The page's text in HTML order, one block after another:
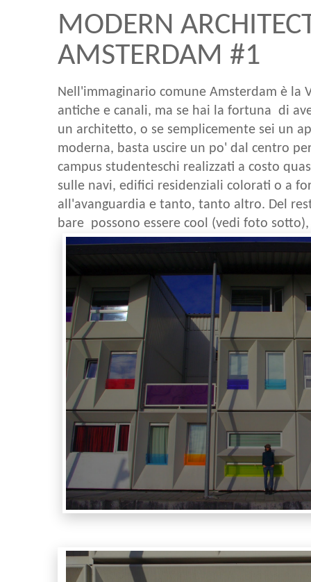
MODERN
AMSTERDAM #1
Nell'immaginario comune Amsterdam è la
antiche e canali, ma se hai la fortuna di
un architetto, o se semplicemente sei un
moderna, basta uscire un po' dal centro
campus studenteschi realizzati a costo
sulle navi, edifici residenziali colorati o a
all'avanguardia e tanto, tanto altro. Del
bare possono essere cool (vedi foto